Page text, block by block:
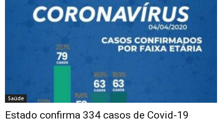
Saúde
Estado confirma 334 casos de Covid-19